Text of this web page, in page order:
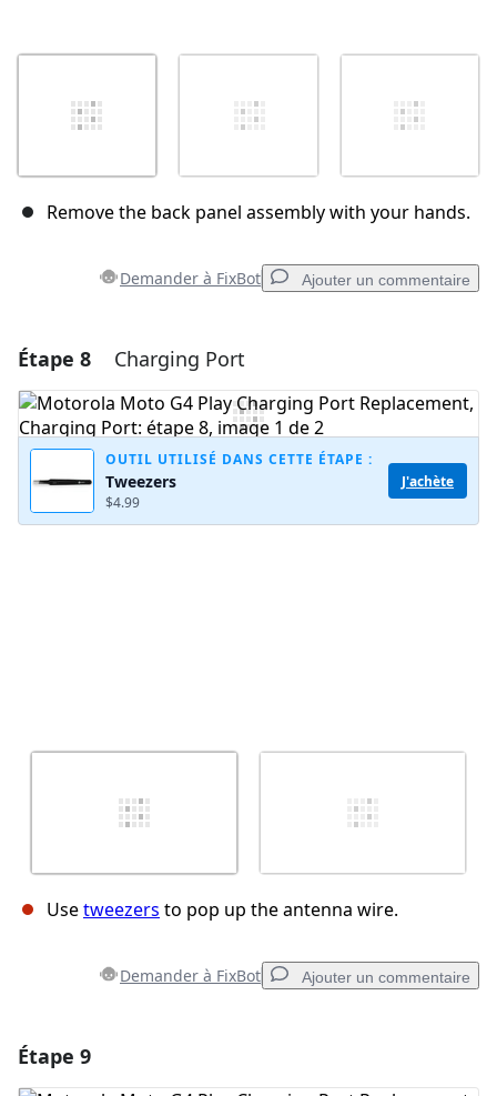
Remove the back panel assembly with your hands.
Demander à FixBot Ajouter un commentaire
Ajouter un commentaire
Ajouter un commentaire
Étape 8 Charging Port
OUTIL UTILISÉ DANS CETTE ÉTAPE :
Tweezers
$4.99
J'achète
Usetweezers to pop up the antenna wire.
Demander à FixBot Ajouter un commentaire
Étape 9